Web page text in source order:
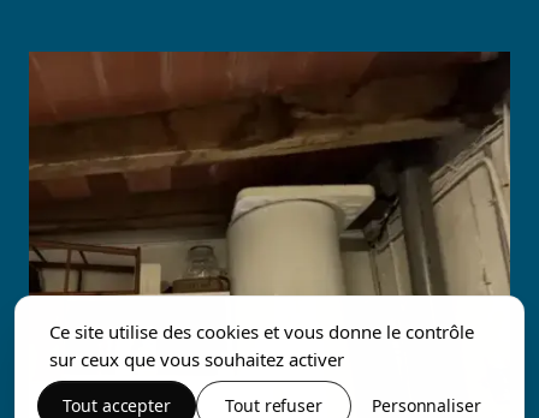
Ce site utilise des cookies et vous donne le contrôle
sur ceux que vous souhaitez activer
Tout accepter Tout refuser Personnaliser